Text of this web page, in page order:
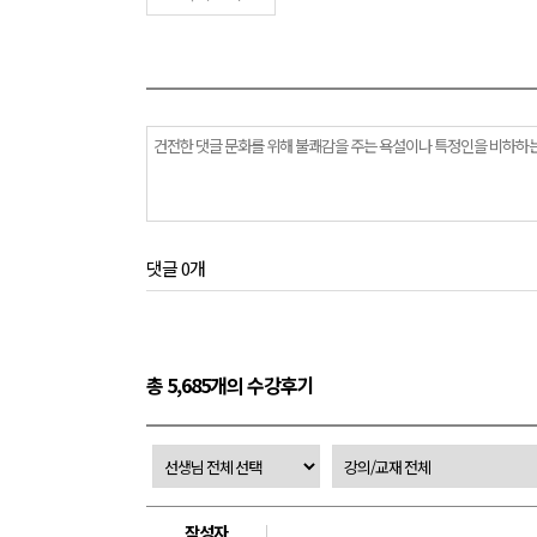
댓글 0개
총 5,685개의 수강후기
작성자